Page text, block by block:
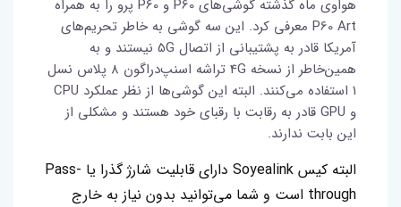
هواوی ماه گذشته گوشی‌های P60 و P60 پرو را به همراه
P60 Art معرفی کرد. این سه گوشی به خاطر تحریم‌های
آمریکا قادر به پشتیبانی از اتصال 5G نیستند و به
همین‌خاطر از نسخه 4G تراشه اسنپ‌دراگون ۸ پلاس نسل
۱ استفاده می‌کنند. البته این گوشی‌ها از نظر عملکرد CPU
و GPU قادر به رقابت با رقبای خود هستند و مشکلی از
این بابت ندارند.
البته کیس Soyealink دارای قابلیت شارژ گذرا یا Pass-
through است و شما می‌توانید بدون نیاز به خارج